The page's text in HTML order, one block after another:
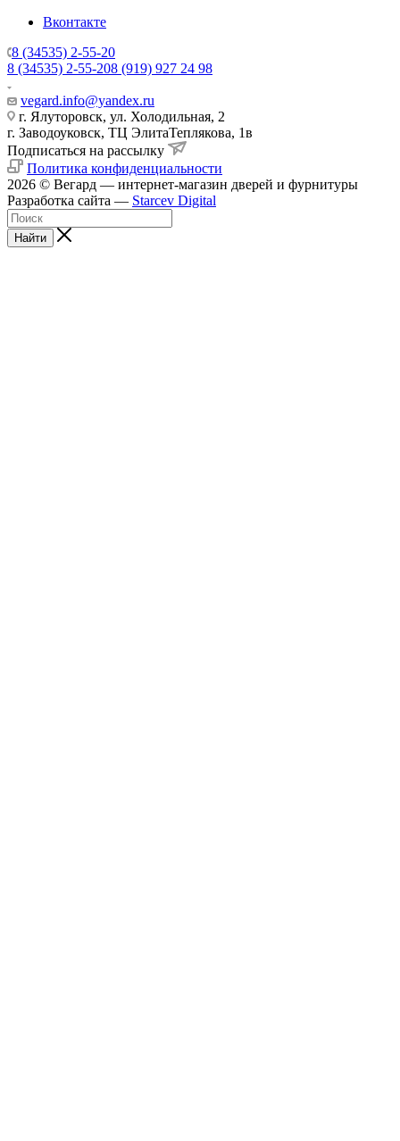
Вконтакте
8 (34535) 2-55-20
8 (34535) 2-55-208 (919) 927 24 98
vegard.info@yandex.ru
г. Ялуторовск, ул. Холодильная, 2
г. Заводоуковск, ​ТЦ Элита​Теплякова, 1в
Подписаться на рассылку
Политика конфиденциальности
2026 © Вегард — интернет-магазин дверей и фурнитуры
Разработка сайта — Starcev Digital
Найти